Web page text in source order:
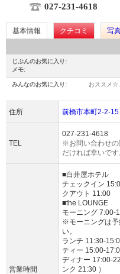
027-231-4618
基本情報 クチコミ
写
じぶんのお気に入り:
メモ:
みんなのお気に入り: おススメ
住所 前橋市本町2-2-15
TEL
027-231-4618
※お問い合わせの
だければ幸いです
営業時間
■白井屋ホテル
チェックイン
クアウト 11:00
■the LOUNGE
モーニング 7:00-
※モーニングは予
い。
ランチ 11:30-
ティー 15:00-
ディナー 17:00-
ンク 21:30 ）